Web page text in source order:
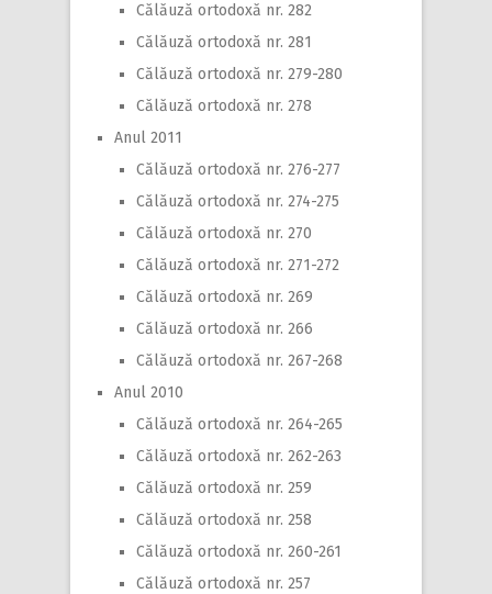
Călăuză ortodoxă nr. 282
Călăuză ortodoxă nr. 281
Călăuză ortodoxă nr. 279-280
Călăuză ortodoxă nr. 278
Anul 2011
Călăuză ortodoxă nr. 276-277
Călăuză ortodoxă nr. 274-275
Călăuză ortodoxă nr. 270
Călăuză ortodoxă nr. 271-272
Călăuză ortodoxă nr. 269
Călăuză ortodoxă nr. 266
Călăuză ortodoxă nr. 267-268
Anul 2010
Călăuză ortodoxă nr. 264-265
Călăuză ortodoxă nr. 262-263
Călăuză ortodoxă nr. 259
Călăuză ortodoxă nr. 258
Călăuză ortodoxă nr. 260-261
Călăuză ortodoxă nr. 257